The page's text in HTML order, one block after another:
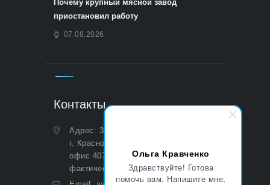
Ольга Кравченко
Здравствуйте! Готова
помочь вам. Напишите мне,
Почему крупный мясной завод
приостановил работу
07.08.2026
Контакты
Адрес: 350051, Краснодарский край,
г. Краснодар, ул. Дальняя, д. 27,
офис 407 (Юридический и
фактический)